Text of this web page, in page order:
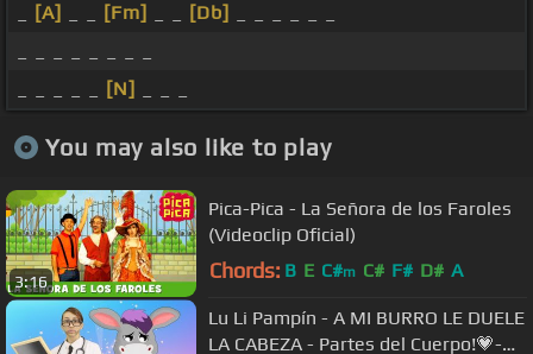
[A] [Fm] [Db]
[N]
You may also like to play
3:16
Pica-Pica - La Señora de los Faroles
(Videoclip Oficial)
Chords: B E C#m C# F# D# A
Lu Li Pampín - A MI BURRO LE DUELE
LA CABEZA - Partes del Cuerpo!💗-